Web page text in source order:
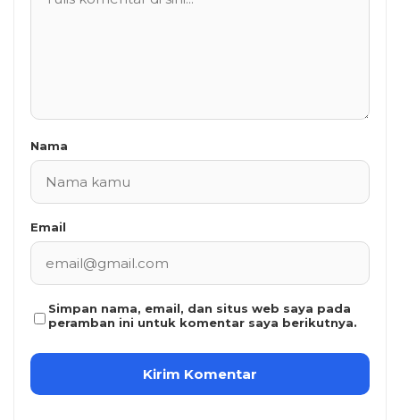
Nama
Email
Simpan nama, email, dan situs web saya pada
peramban ini untuk komentar saya berikutnya.